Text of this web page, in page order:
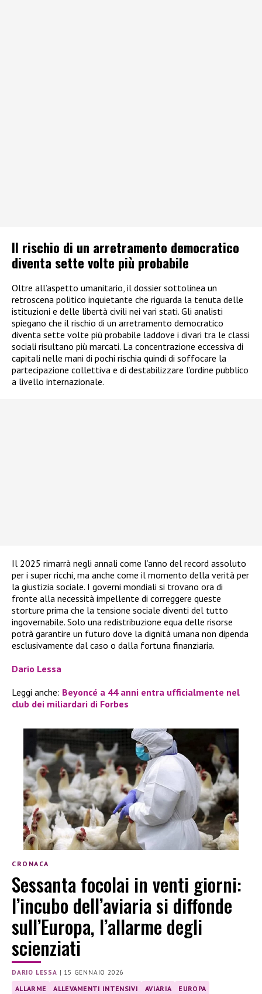
Il rischio di un arretramento democratico
diventa sette volte più probabile
Oltre all’aspetto umanitario, il dossier sottolinea un
retroscena politico inquietante che riguarda la tenuta delle
istituzioni e delle libertà civili nei vari stati. Gli analisti
spiegano che il rischio di un arretramento democratico
diventa sette volte più probabile laddove i divari tra le classi
sociali risultano più marcati. La concentrazione eccessiva di
capitali nelle mani di pochi rischia quindi di soffocare la
partecipazione collettiva e di destabilizzare l’ordine pubblico
a livello internazionale.
Il 2025 rimarrà negli annali come l’anno del record assoluto
per i super ricchi, ma anche come il momento della verità per
la giustizia sociale. I governi mondiali si trovano ora di
fronte alla necessità impellente di correggere queste
storture prima che la tensione sociale diventi del tutto
ingovernabile. Solo una redistribuzione equa delle risorse
potrà garantire un futuro dove la dignità umana non dipenda
esclusivamente dal caso o dalla fortuna finanziaria.
Dario Lessa
Leggi anche: Beyoncé a 44 anni entra ufficialmente nel
club dei miliardari di Forbes
CRONACA
Sessanta focolai in venti giorni:
l’incubo dell’aviaria si diffonde
sull’Europa, l’allarme degli
scienziati
DARIO LESSA | 15 GENNAIO 2026
ALLARME ALLEVAMENTI INTENSIVI AVIARIA EUROPA